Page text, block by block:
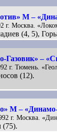
М –
г. Москва.
(4, 5),
Газовик» –
г. Тюмень.
(12).
М –
г. Москва.
(75).